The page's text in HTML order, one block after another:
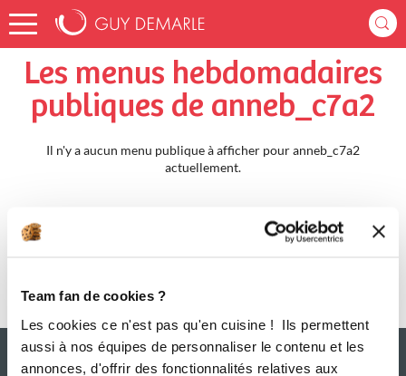
Team fan de cookies ?
Les cookies ce n'est pas qu'en cuisine ! Ils permettent
aussi à nos équipes de personnaliser le contenu et les
annonces, d'offrir des fonctionnalités relatives aux
Accueil anneb_c7a2 Menus Hebdomadaires
Les menus hebdomadaires
publiques de anneb_c7a2
Il n'y a aucun menu publique à afficher pour anneb_c7a2
actuellement.